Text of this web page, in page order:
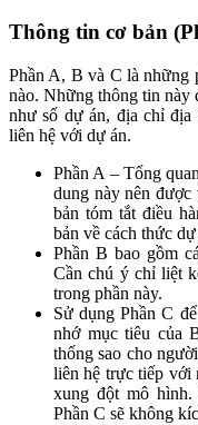
Thông tin cơ bản
Phần A, B và C là những
nào. Những thông tin này
như số dự án, địa chỉ địa
liên hệ với dự án.
Phần A – Tổng
dung này nên
bản tóm tắt điều
bản về cách thức
Phần B bao gồm
Cần chú ý chỉ liệt
trong phần này.
Sử dụng Phần C
nhớ mục tiêu của
thống sao cho
liên hệ trực tiếp với
xung đột mô
Phần C sẽ không